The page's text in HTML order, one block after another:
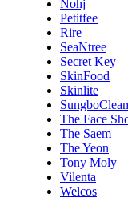
Nohj
Petitfee
Rire
SeaNtree
Secret Key
SkinFood
Skinlite
The Face
The Saem
The Yeon
Tony Moly
Vilenta
Welcos